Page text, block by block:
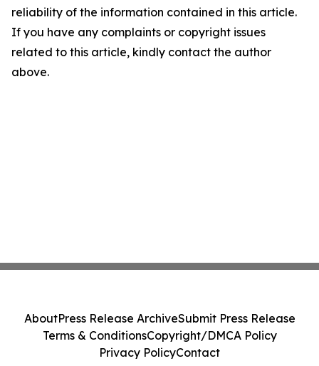
reliability of the information contained in this article.
If you have any complaints or copyright issues
related to this article, kindly contact the author
above.
AboutPress Release ArchiveSubmit Press Release
Terms & ConditionsCopyright/DMCA Policy
Privacy PolicyContact